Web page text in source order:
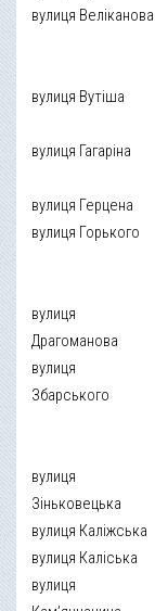
вулиця Веліканова
вулиця Вутіша
вулиця Гагаріна
вулиця Герцена
вулиця Горького
вулиця
Драгоманова
вулиця
Збарського
вулиця
Зіньковецька
вулиця Каліжська
вулиця Каліська
вулиця